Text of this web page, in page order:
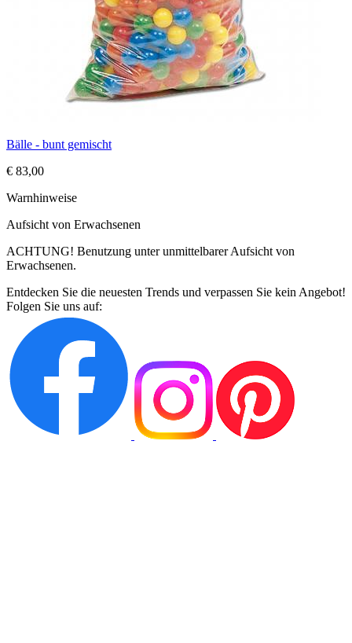
Bälle - bunt gemischt
€ 83,00
Warnhinweise
Aufsicht von Erwachsenen
ACHTUNG! Benutzung unter unmittelbarer Aufsicht von
Erwachsenen.
Entdecken Sie die neuesten Trends und verpassen Sie kein Angebot!
Folgen Sie uns auf: